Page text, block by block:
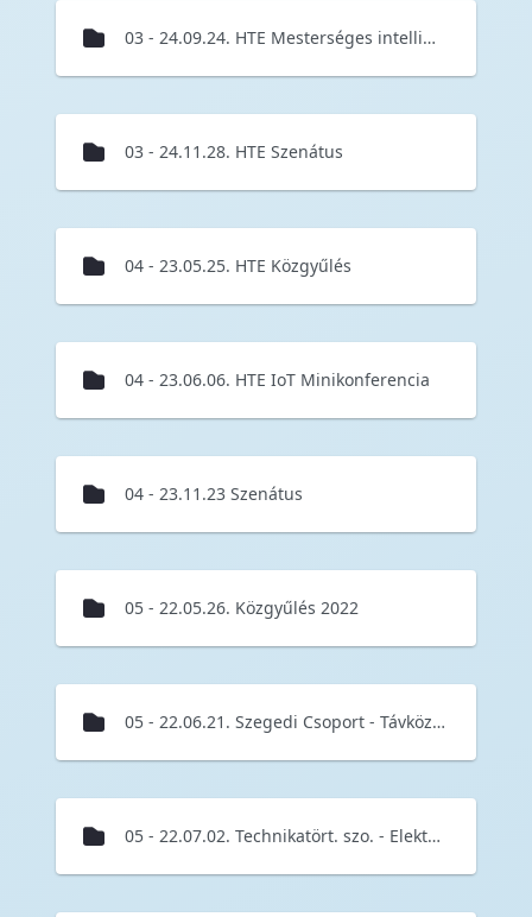
03 - 24.09.24. HTE Mesterséges intelligencia minikonferencia
03 - 24.11.28. HTE Szenátus
04 - 23.05.25. HTE Közgyűlés
04 - 23.06.06. HTE IoT Minikonferencia
04 - 23.11.23 Szenátus
05 - 22.05.26. Közgyűlés 2022
05 - 22.06.21. Szegedi Csoport - Távközlési Világnap
05 - 22.07.02. Technikatört. szo. - Elektronikai gyűjtemény Balmazújvárosban